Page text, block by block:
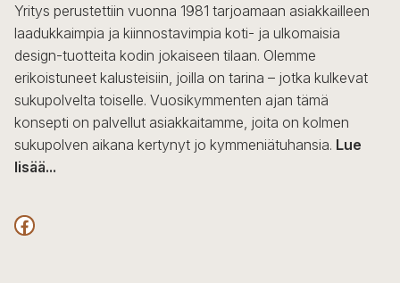
Yritys perustettiin vuonna 1981 tarjoamaan asiakkailleen
laadukkaimpia ja kiinnostavimpia koti- ja ulkomaisia
design-tuotteita kodin jokaiseen tilaan. Olemme
erikoistuneet kalusteisiin, joilla on tarina – jotka kulkevat
sukupolvelta toiselle. Vuosikymmenten ajan tämä
konsepti on palvellut asiakkaitamme, joita on kolmen
sukupolven aikana kertynyt jo kymmeniätuhansia. Lue
lisää...
F